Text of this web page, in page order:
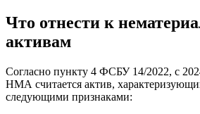
Что отнести к
активам
Согласно пункту 4 ФСБУ 14/2022, с
НМА считается актив,
следующими признаками: